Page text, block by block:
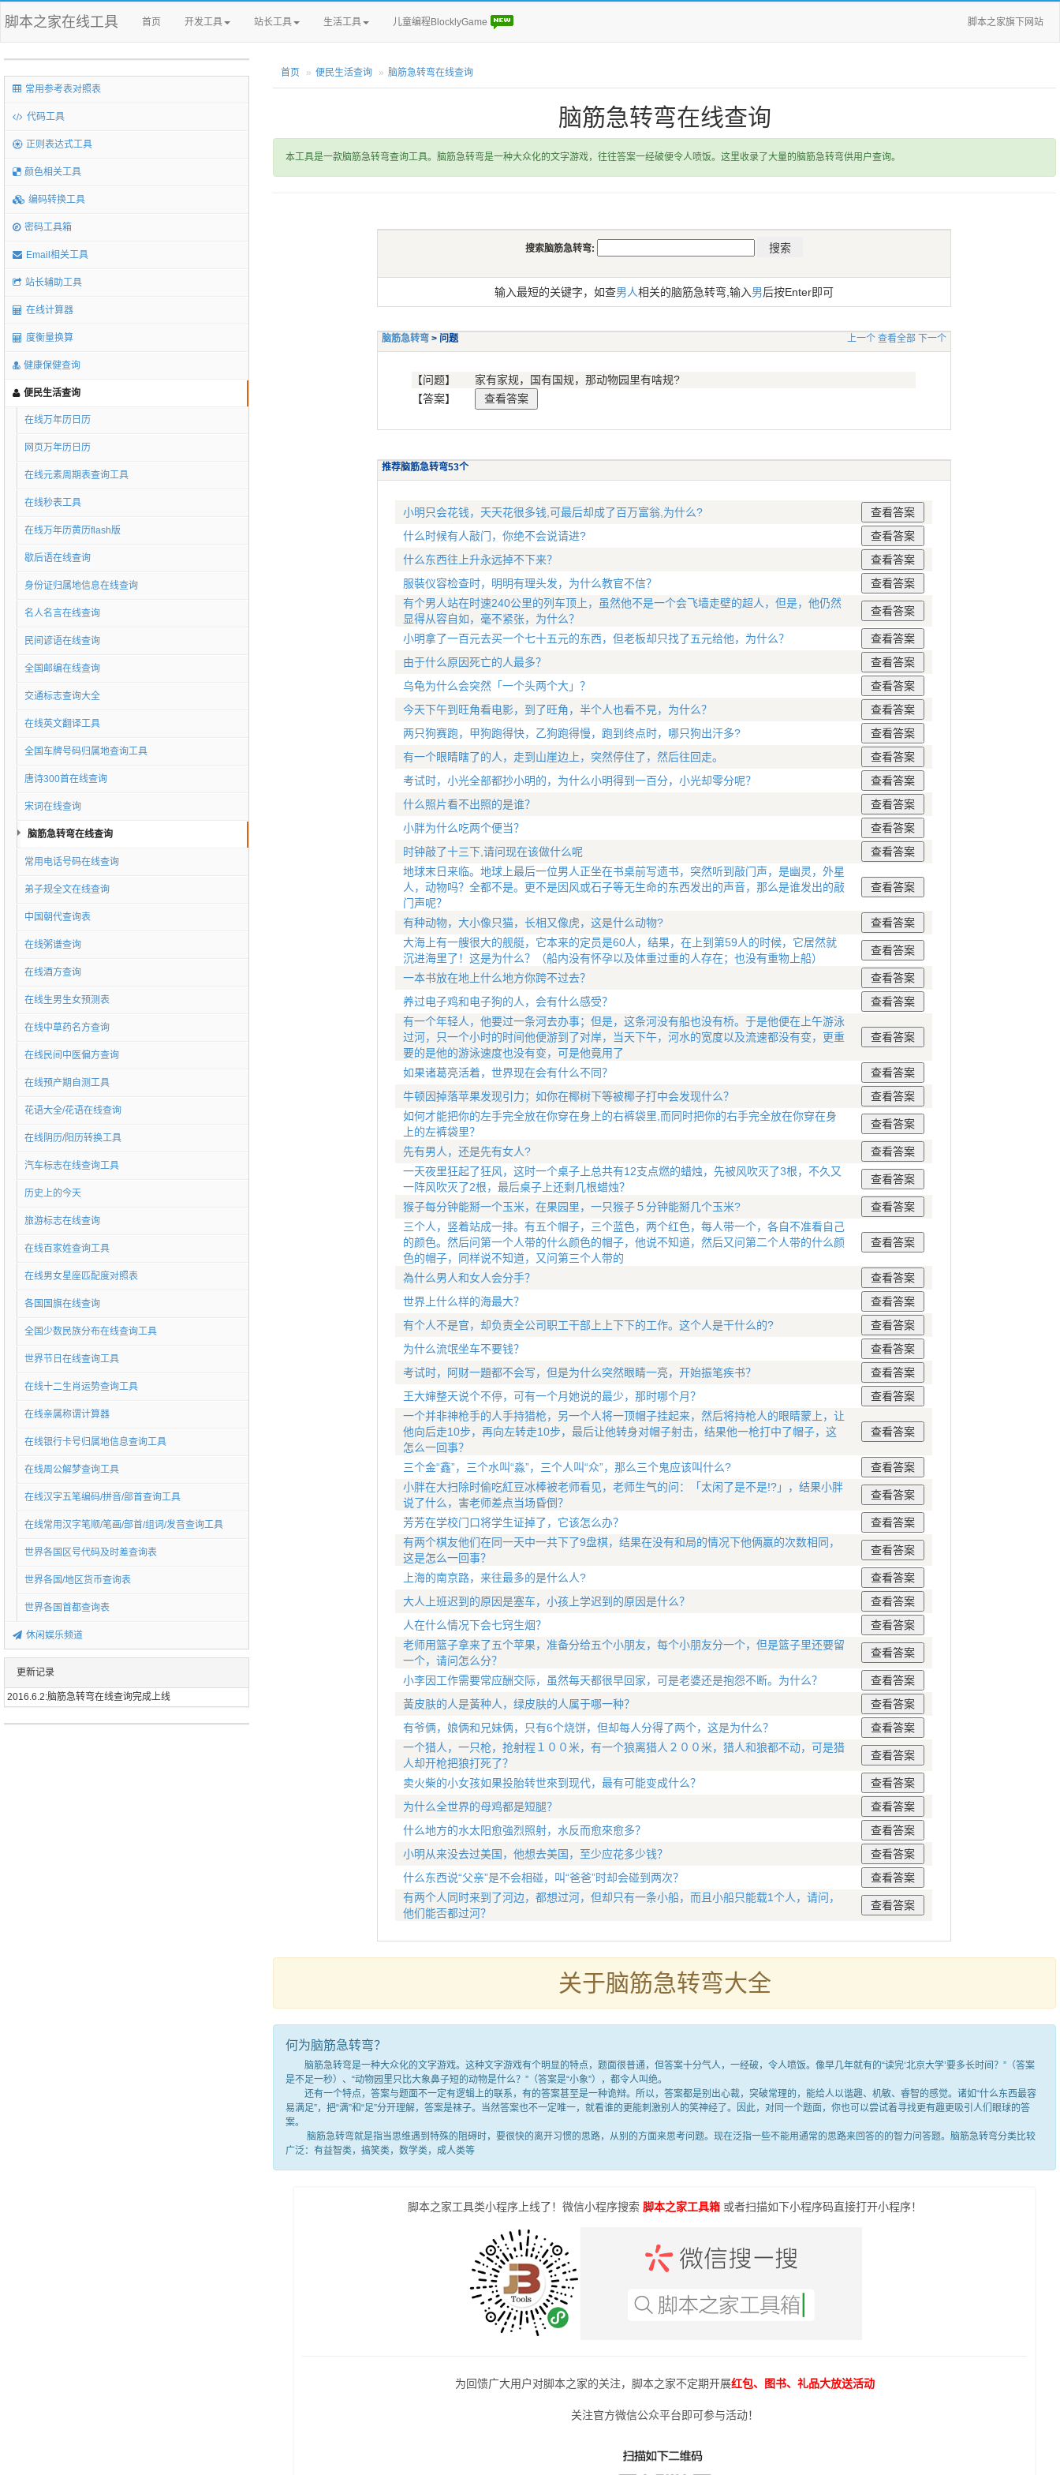
脚本之家在线工具 首页 开发工具 站长工具 生活工具 儿童编程BlocklyGame 脚本之家旗下网站
常用参考表对照表
代码工具
正则表达式工具
颜色相关工具
编码转换工具
密码工具箱
Email相关工具
站长辅助工具
在线计算器
度衡量换算
健康保健查询
便民生活查询
在线万年历日历
网页万年历日历
在线元素周期表查询工具
在线秒表工具
在线万年历黄历flash版
歇后语在线查询
身份证归属地信息在线查询
名人名言在线查询
民间谚语在线查询
全国邮编在线查询
交通标志查询大全
在线英文翻译工具
全国车牌号码归属地查询工具
唐诗300首在线查询
宋词在线查询
脑筋急转弯在线查询
常用电话号码在线查询
弟子规全文在线查询
中国朝代查询表
在线粥谱查询
在线酒方查询
在线生男生女预测表
在线中草药名方查询
在线民间中医偏方查询
在线预产期自测工具
花语大全/花语在线查询
在线阴历/阳历转换工具
汽车标志在线查询工具
历史上的今天
旅游标志在线查询
在线百家姓查询工具
在线男女星座匹配度对照表
各国国旗在线查询
全国少数民族分布在线查询工具
世界节日在线查询工具
在线十二生肖运势查询工具
在线亲属称谓计算器
在线银行卡号归属地信息查询工具
在线周公解梦查询工具
在线汉字五笔编码/拼音/部首查询工具
在线常用汉字笔顺/笔画/部首/组词/发音查询工具
世界各国区号代码及时差查询表
世界各国/地区货币查询表
世界各国首都查询表
休闲娱乐频道
更新记录
2016.6.2:脑筋急转弯在线查询完成上线
首页 便民生活查询 脑筋急转弯在线查询
脑筋急转弯在线查询
本工具是一款脑筋急转弯查询工具。脑筋急转弯是一种大众化的文字游戏，往往答案一经破便令人喷饭。这里收录了大量的脑筋急转弯供用户查询。
搜索脑筋急转弯:
输入最短的关键字，如查男人相关的脑筋急转弯,输入男后按Enter即可
脑筋急转弯> 问题 上一个 查看全部 下一个
【问题】
家有家规，国有国规，那动物园里有啥规?
【答案】
推荐脑筋急转弯53个
小明只会花钱，天天花很多钱,可最后却成了百万富翁,为什么?
什么时候有人敲门，你绝不会说请进?
什么东西往上升永远掉不下来？
服裝仪容检查时，明明有理头发，为什么教官不信？
有个男人站在时速240公里的列车顶上，虽然他不是一个会飞墙走壁的超人，但是，他仍然
显得从容自如，毫不紧张，为什么？
小明拿了一百元去买一个七十五元的东西，但老板却只找了五元给他，为什么？
由于什么原因死亡的人最多？
乌龟为什么会突然「一个头两个大」？
今天下午到旺角看电影，到了旺角，半个人也看不見，为什么？
两只狗赛跑，甲狗跑得快，乙狗跑得慢，跑到终点时，哪只狗出汗多?
有一个眼睛瞎了的人，走到山崖边上，突然停住了，然后往回走。
考试时，小光全部都抄小明的，为什么小明得到一百分，小光却零分呢？
什么照片看不出照的是谁？
小胖为什么吃两个便当？
时钟敲了十三下,请问现在该做什么呢
地球末日来临。地球上最后一位男人正坐在书桌前写遗书，突然听到敲门声，是幽灵，外星
人，动物吗？全都不是。更不是因风或石子等无生命的东西发出的声音，那么是谁发出的敲
门声呢？
有种动物，大小像只猫，长相又像虎，这是什么动物?
大海上有一艘很大的舰艇，它本来的定员是60人，结果，在上到第59人的时候，它居然就
沉进海里了！这是为什么？（船内没有怀孕以及体重过重的人存在；也没有重物上船）
一本书放在地上什么地方你跨不过去？
养过电子鸡和电子狗的人，会有什么感受？
有一个年轻人，他要过一条河去办事；但是，这条河没有船也没有桥。于是他便在上午游泳
过河，只一个小时的时间他便游到了对岸，当天下午，河水的宽度以及流速都没有变，更重
要的是他的游泳速度也没有变，可是他竟用了
如果诸葛亮活着，世界现在会有什么不同？
牛顿因掉落苹果发现引力；如你在椰树下等被椰子打中会发现什么？
如何才能把你的左手完全放在你穿在身上的右裤袋里,而同时把你的右手完全放在你穿在身
上的左裤袋里？
先有男人，还是先有女人?
一天夜里狂起了狂风，这时一个桌子上总共有12支点燃的蜡烛，先被风吹灭了3根，不久又
一阵风吹灭了2根，最后桌子上还剩几根蜡烛？
猴子每分钟能掰一个玉米，在果园里，一只猴子５分钟能掰几个玉米?
三个人，竖着站成一排。有五个帽子，三个蓝色，两个红色，每人带一个，各自不准看自己
的颜色。然后问第一个人带的什么颜色的帽子，他说不知道，然后又问第二个人带的什么颜
色的帽子，同样说不知道，又问第三个人带的
為什么男人和女人会分手？
世界上什么样的海最大？
有个人不是官，却负责全公司职工干部上上下下的工作。这个人是干什么的?
为什么流氓坐车不要钱？
考试时，阿财一題都不会写，但是为什么突然眼睛一亮，开始振笔疾书？
王大婶整天说个不停，可有一个月她说的最少，那时哪个月？
一个并非神枪手的人手持猎枪，另一个人将一顶帽子挂起来，然后将持枪人的眼睛蒙上，让
他向后走10步，再向左转走10步，最后让他转身对帽子射击，结果他一枪打中了帽子，这
怎么一回事？
三个金“鑫”，三个水叫“淼”，三个人叫“众”，那么三个鬼应该叫什么?
小胖在大扫除时偷吃紅豆冰棒被老师看见，老师生气的问：「太闲了是不是!?」，结果小胖
说了什么，害老师差点当场昏倒？
芳芳在学校门口将学生证掉了，它该怎么办？
有两个棋友他们在同一天中一共下了9盘棋，结果在没有和局的情况下他俩赢的次数相同，
这是怎么一回事？
上海的南京路，来往最多的是什么人?
大人上班迟到的原因是塞车，小孩上学迟到的原因是什么？
人在什么情况下会七窍生烟？
老师用篮子拿来了五个苹果，准备分给五个小朋友，每个小朋友分一个，但是篮子里还要留
一个，请问怎么分？
小李因工作需要常应酬交际，虽然每天都很早回家，可是老婆还是抱怨不断。为什么？
黃皮肤的人是黃种人，绿皮肤的人属于哪一种？
有爷俩，娘俩和兄妹俩，只有6个烧饼，但却每人分得了两个，这是为什么？
一个猎人，一只枪，抢射程１００米，有一个狼离猎人２００米，猎人和狼都不动，可是猎
人却开枪把狼打死了？
卖火柴的小女孩如果投胎转世來到现代，最有可能变成什么？
为什么全世界的母鸡都是短腿？
什么地方的水太阳愈強烈照射，水反而愈來愈多？
小明从来没去过美国，他想去美国，至少应花多少钱？
什么东西说“父亲”是不会相碰，叫“爸爸”时却会碰到两次？
有两个人同时来到了河边，都想过河，但却只有一条小船，而且小船只能载1个人，请问，
他们能否都过河？
关于脑筋急转弯大全
何为脑筋急转弯？
脑筋急转弯是一种大众化的文字游戏。这种文字游戏有个明显的特点，题面很普通，但答案十分气人，一经破，令人喷饭。像早几年就有的“读完‘北京大学’要多长时间？”（答案
是不足一秒）、“动物园里只比大象鼻子短的动物是什么？”（答案是“小象”），都令人叫绝。
还有一个特点，答案与题面不一定有逻辑上的联系，有的答案甚至是一种诡辩。所以，答案都是别出心裁，突破常理的，能给人以谐趣、机敏、睿智的感觉。诸如“什么东西最容
易满足”，把“满”和“足”分开理解，答案是袜子。当然答案也不一定唯一，就看谁的更能刺激别人的笑神经了。因此，对同一个题面，你也可以尝试着寻找更有趣更吸引人们眼球的答
案。
脑筋急转弯就是指当思维遇到特殊的阻碍时，要很快的离开习惯的思路，从别的方面来思考问题。现在泛指一些不能用通常的思路来回答的的智力问答题。脑筋急转弯分类比较
广泛：有益智类，搞笑类，数学类，成人类等
脚本之家工具类小程序上线了！微信小程序搜索 脚本之家工具箱或者扫描如下小程序码直接打开小程序！
为回馈广大用户对脚本之家的关注，脚本之家不定期开展红包、图书、礼品大放送活动
关注官方微信公众平台即可参与活动！